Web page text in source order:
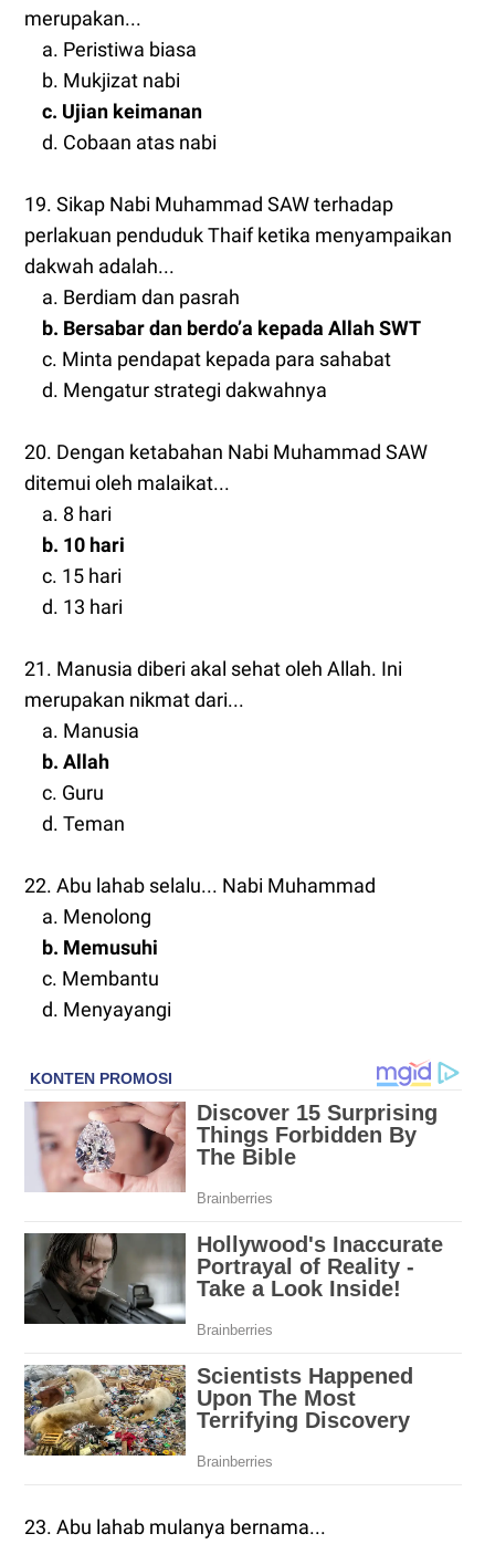
merupakan...
a. Peristiwa biasa
b. Mukjizat nabi
c. Ujian keimanan
d. Cobaan atas nabi
19. Sikap Nabi Muhammad SAW terhadap
perlakuan penduduk Thaif ketika menyampaikan
dakwah adalah...
a. Berdiam dan pasrah
b. Bersabar dan berdo’a kepada Allah SWT
c. Minta pendapat kepada para sahabat
d. Mengatur strategi dakwahnya
20. Dengan ketabahan Nabi Muhammad SAW
ditemui oleh malaikat...
a. 8 hari
b. 10 hari
c. 15 hari
d. 13 hari
21. Manusia diberi akal sehat oleh Allah. Ini
merupakan nikmat dari...
a. Manusia
b. Allah
c. Guru
d. Teman
22. Abu lahab selalu... Nabi Muhammad
a. Menolong
b. Memusuhi
c. Membantu
d. Menyayangi
23. Abu lahab mulanya bernama...